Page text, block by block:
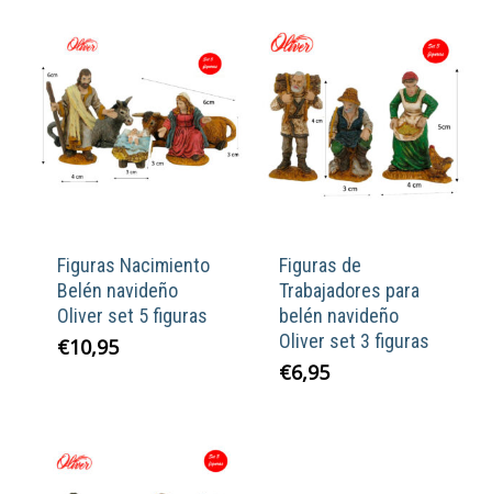
Figuras Nacimiento
Belén navideño
Oliver set 5 figuras
€10,95
Figuras de
Trabajadores para
belén navideño
Oliver set 3 figuras
€6,95